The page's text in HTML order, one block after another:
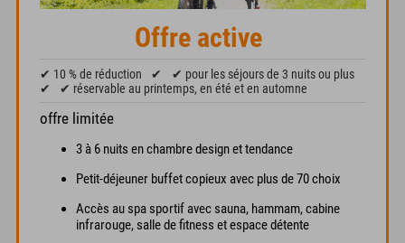
Offre active
✔ 10 % de réduction ✔
✔ pour les séjours de 3 nuits ou plus
✔
✔ réservable au printemps, en été et en automne
offre limitée
3 à 6 nuits en chambre design et tendance
Petit-déjeuner buffet copieux avec plus de 70 choix
Accès au spa sportif avec sauna, hammam, cabine
infrarouge, salle de fitness et espace détente